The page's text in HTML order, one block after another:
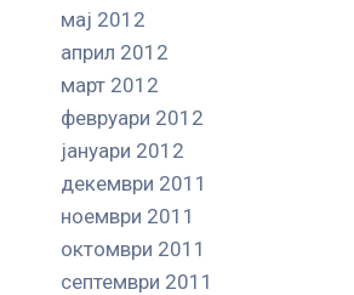
мај 2012
април 2012
март 2012
февруари 2012
јануари 2012
декември 2011
ноември 2011
октомври 2011
септември 2011